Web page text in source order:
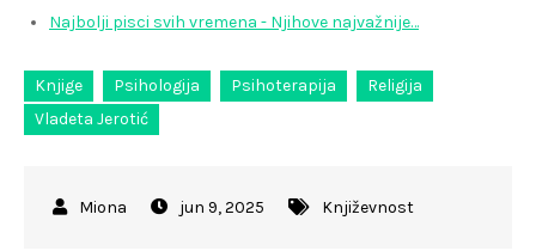
Najbolji pisci svih vremena - Njihove najvažnije…
Knjige Psihologija Psihoterapija
Religija
Vladeta Jerotić
jun 9, 2025 Književnost